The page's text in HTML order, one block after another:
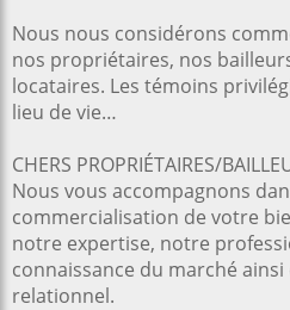
Nous nous considérons
nos propriétaires, nos
locataires. Les témoins
lieu de vie…
CHERS PROPRIÉTAIRES/
Nous vous accompagnons
commercialisation de votre
notre expertise, notre
connaissance du marché
relationnel.